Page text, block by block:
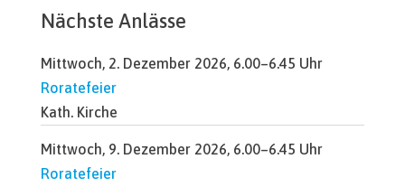
Nächste Anlässe
Mittwoch, 2. Dezember 2026, 6.00–6.45 Uhr
Roratefeier
Kath. Kirche
Mittwoch, 9. Dezember 2026, 6.00–6.45 Uhr
Roratefeier